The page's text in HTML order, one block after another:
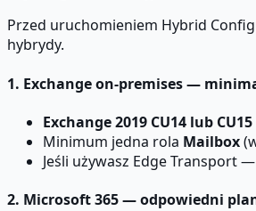
Przed uruchomieniem Hybrid
hybrydy.
1. Exchange on-premises —
Exchange 2019 CU14 lub CU15
Minimum jedna rola Mailbox
Jeśli używasz Edge Transport
2. Microsoft 365 — odpowiedni